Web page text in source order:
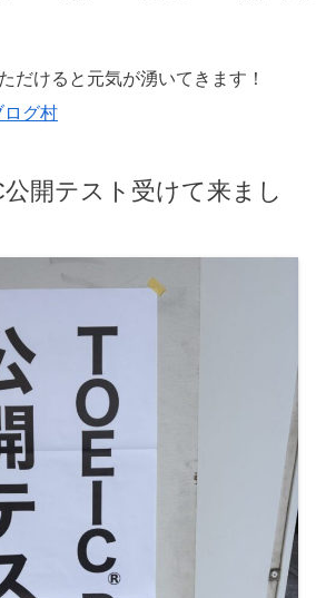
だけると元気が湧いてきます！
ログ村
開テスト受けて来まし